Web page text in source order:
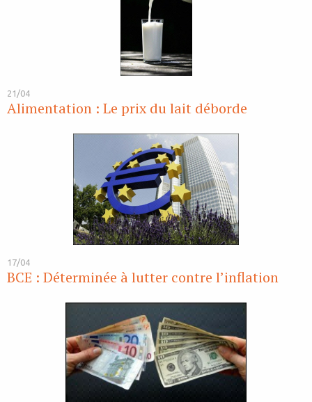
21/04
Alimentation : Le prix du lait déborde
17/04
BCE : Déterminée à lutter contre l’inflation